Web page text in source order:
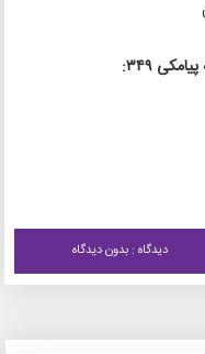
دیدگاه : بدون دیدگاه